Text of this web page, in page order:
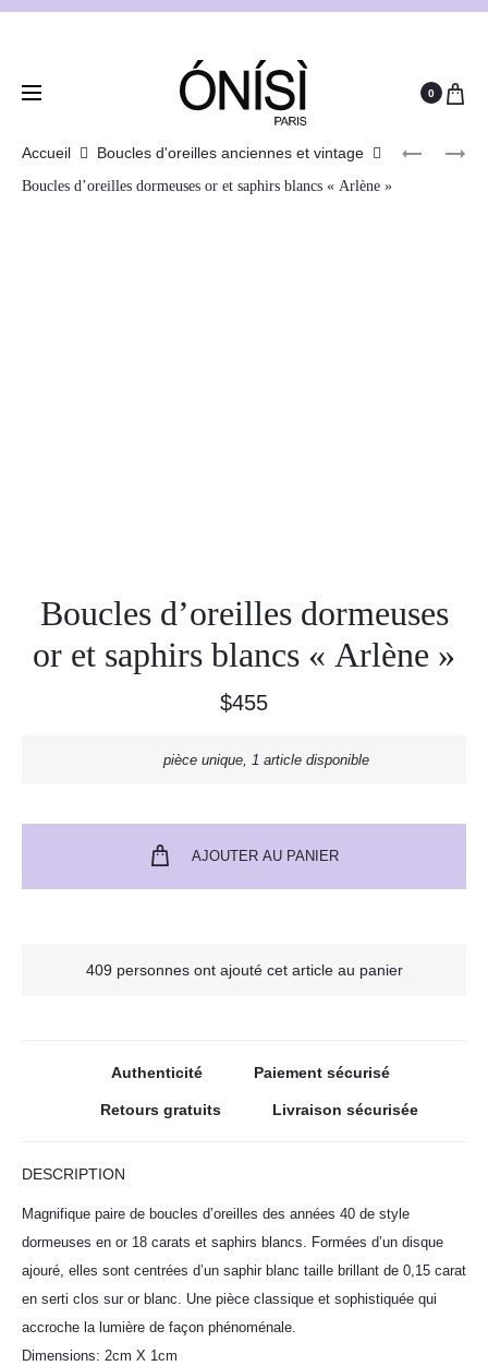
0
Accueil Boucles d'oreilles anciennes et vintage
Boucles d’oreilles dormeuses or et saphirs blancs « Arlène »
Boucles d’oreilles dormeuses
or et saphirs blancs « Arlène »
$455
pièce unique, 1 article disponible
AJOUTER AU PANIER
409 personnes ont ajouté cet article au panier
Authenticité Paiement sécurisé
Retours gratuits Livraison sécurisée
DESCRIPTION
Magnifique paire de boucles d’oreilles des années 40 de style
dormeuses en or 18 carats et saphirs blancs. Formées d’un disque
ajouré, elles sont centrées d’un saphir blanc taille brillant de 0,15 carat
en serti clos sur or blanc. Une pièce classique et sophistiquée qui
accroche la lumière de façon phénoménale.
Dimensions: 2cm X 1cm